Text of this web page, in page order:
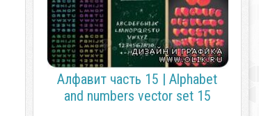
Алфавит часть 15 | Alphabet
and numbers vector set 15